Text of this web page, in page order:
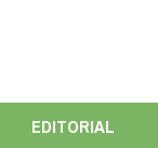
EDITORIAL